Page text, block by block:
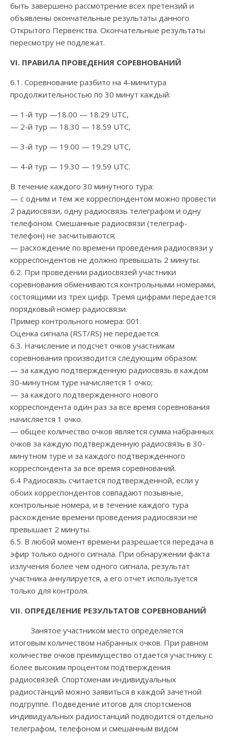
быть завершено рассмотрение всех претензий и
объявлены окончательные результаты данного
Открытого Первенства. Окончательные результаты
пересмотру не подлежат.
VI. ПРАВИЛА ПРОВЕДЕНИЯ СОРЕВНОВАНИЙ
6.1. Соревнование разбито на 4-минитура
продолжительностью по 30 минут каждый:
— 1-й тур —18.00 — 18.29 UTC,
— 2-й тур — 18.30 — 18.59 UTC,
— 3-й тур — 19.00 — 19.29 UTC,
— 4-й тур — 19.30 — 19.59 UTC.
В течение каждого 30 минутного тура:
— с одним и тем же корреспондентом можно провести
2 радиосвязи, одну радиосвязь телеграфом и одну
телефоном. Смешанные радиосвязи (телеграф-
телефон) не засчитываются;
— расхождение по времени проведения радиосвязи у
корреспондентов не должно превышать 2 минуты.
6.2. При проведении радиосвязей участники
соревнования обмениваются контрольными номерами,
состоящими из трех цифр. Тремя цифрами передается
порядковый номер радиосвязи.
Пример контрольного номера: 001.
Оценка сигнала (RST/RS) не передается.
6.3. Начисление и подсчет очков участникам
соревнования производится следующим образом:
— за каждую подтвержденную радиосвязь в каждом
30-минутном туре начисляется 1 очко;
— за каждого подтвержденного нового
корреспондента один раз за все время соревнования
начисляется 1 очко.
— общее количество очков является сумма набранных
очков за каждую подтвержденную радиосвязь в 30-
минутном туре и за каждого подтвержденного
корреспондента за все время соревнований.
6.4 Радиосвязь считается подтвержденной, если у
обоих корреспондентов совпадают позывные,
контрольные номера, и в течение каждого тура
расхождение времени проведения радиосвязи не
превышает 2 минуты.
6.5. В любой момент времени разрешается передача в
эфир только одного сигнала. При обнаружении факта
излучения более чем одного сигнала, результат
участника аннулируется, а его отчет используется
только для контроля.
VII. ОПРЕДЕЛЕНИЕ РЕЗУЛЬТАТОВ СОРЕВНОВАНИЙ
Занятое участником место определяется
итоговым количеством набранных очков. При равном
количестве очков преимущество отдается участнику с
более высоким процентом подтверждения
радиосвязей. Спортсменам индивидуальных
радиостанций можно заявиться в каждой зачетной
подгруппе. Подведение итогов для спортсменов
индивидуальных радиостанций подводится отдельно
телеграфом, телефоном и смешанным видом